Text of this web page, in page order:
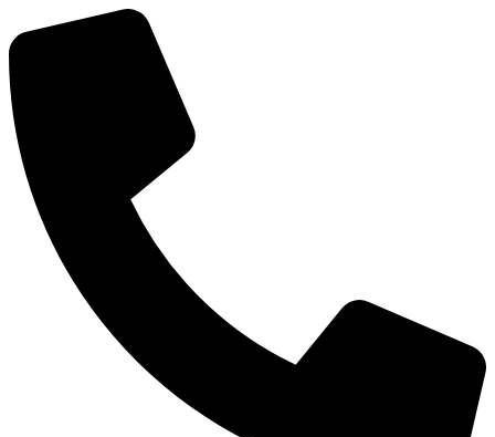
Перейти
к
содержимому